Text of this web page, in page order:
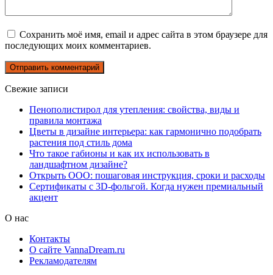
Сохранить моё имя, email и адрес сайта в этом браузере для
последующих моих комментариев.
Свежие записи
Пенополистирол для утепления: свойства, виды и
правила монтажа
Цветы в дизайне интерьера: как гармонично подобрать
растения под стиль дома
Что такое габионы и как их использовать в
ландшафтном дизайне?
Открыть ООО: пошаговая инструкция, сроки и расходы
Сертификаты с 3D-фольгой. Когда нужен премиальный
акцент
О нас
Контакты
О сайте VannaDream.ru
Рекламодателям